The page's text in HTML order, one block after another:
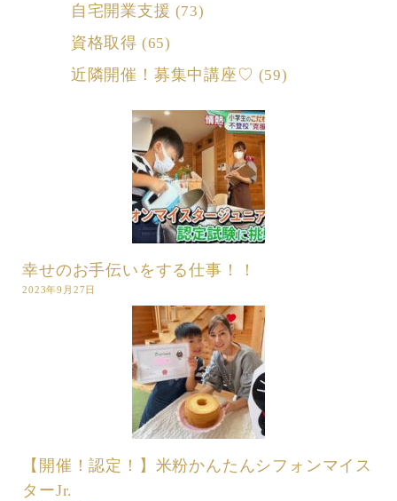
自宅開業支援 (73)
資格取得 (65)
近隣開催！募集中講座♡ (59)
幸せのお手伝いをする仕事！！
2023年9月27日
【開催！認定！】米粉かんたんシフォンマイス
ターJr.